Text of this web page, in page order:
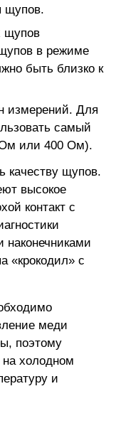
щупов.
щупов
в режиме
быть близко к
измерений. Для
самый
Ом или 400 Ом).
качеству щупов.
высокое
контакт с
«крокодил» с
меди
поэтому
на холодном
и